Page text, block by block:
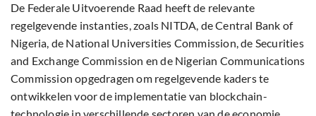
De Federale Uitvoerende Raad heeft de relevante
regelgevende instanties, zoals NITDA, de Central Bank of
Nigeria, de National Universities Commission, de Securities
and Exchange Commission en de Nigerian Communications
Commission opgedragen om regelgevende kaders te
ontwikkelen voor de implementatie van blockchain-